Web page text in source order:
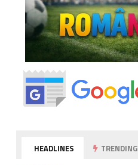
HEADLINES TRENDING